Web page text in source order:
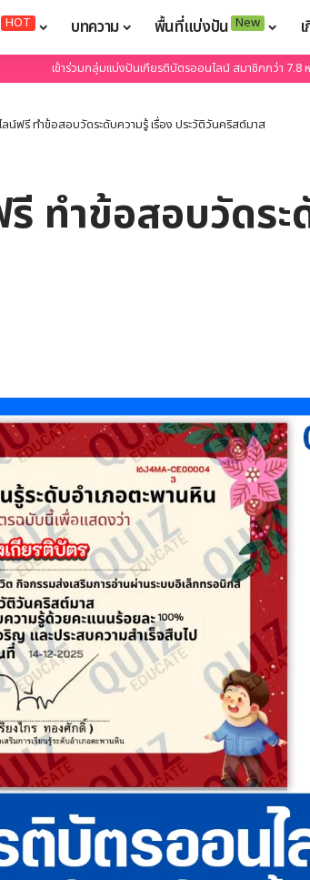
HOT บทความ พื้นที่แบ่งปัน New
เข้าร่วมกลุ่มแบ่งปันเกียรติบัตรออนไลน์ สมาชิกกว่า
น์ฟรี ทำข้อสอบวัดระดับความรู้ เรื่อง ประวัติวันคริสต์มาส
ทำข้อสอบวัดระ